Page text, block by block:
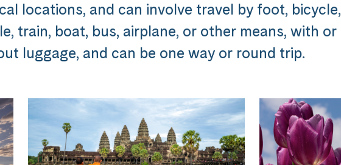
Messenger
does not exist in
###
locations, and can involve travel by foot, bicycle,
train, boat, bus, airplane, or other means, with or
luggage, and can be one way or round trip.